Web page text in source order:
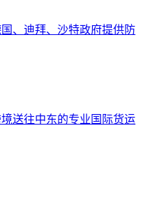
、迪拜、沙特政府提供防
送往中东的专业国际货运